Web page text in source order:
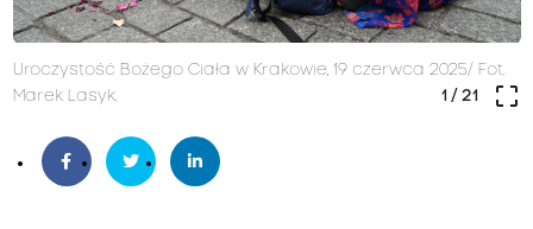
Uroczystość Bożego Ciała w Krakowie, 19 czerwca 2025/ Fot.
Marek Lasyk.
crop_free
1/ 21